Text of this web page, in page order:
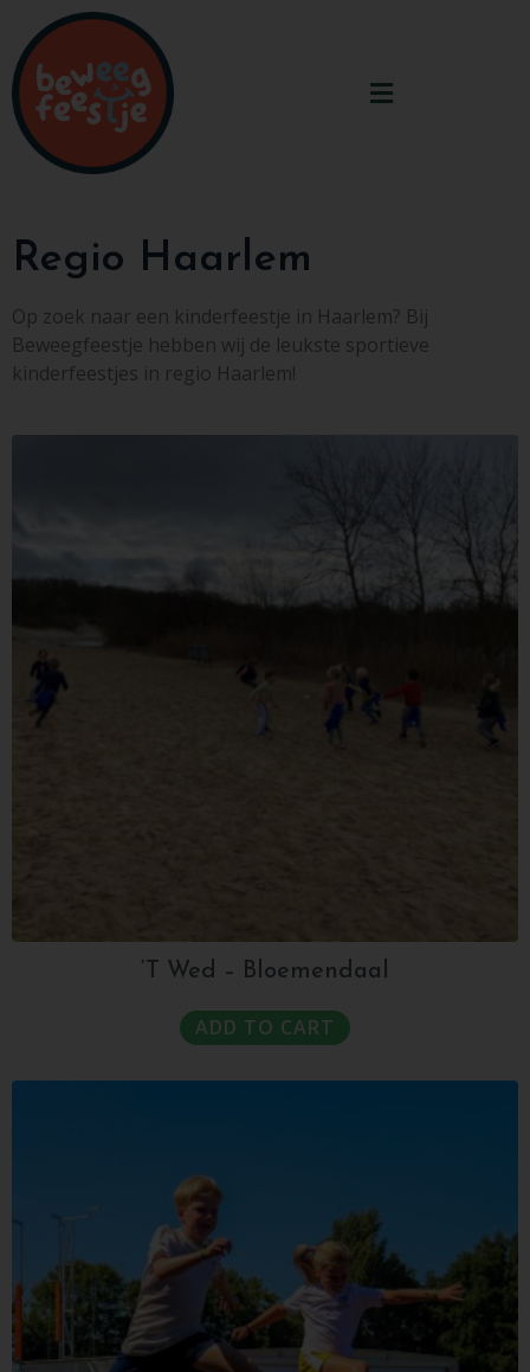
Regio Haarlem
Op zoek naar een kinderfeestje in Haarlem? Bij
Beweegfeestje hebben wij de leukste sportieve
kinderfeestjes in regio Haarlem!
‘T Wed – Bloemendaal
ADD TO CART